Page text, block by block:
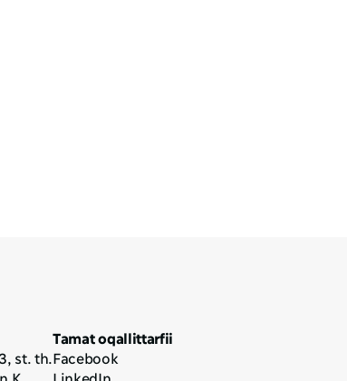
st. th.
K
Tamat oqallittarfii
Facebook
LinkedIn